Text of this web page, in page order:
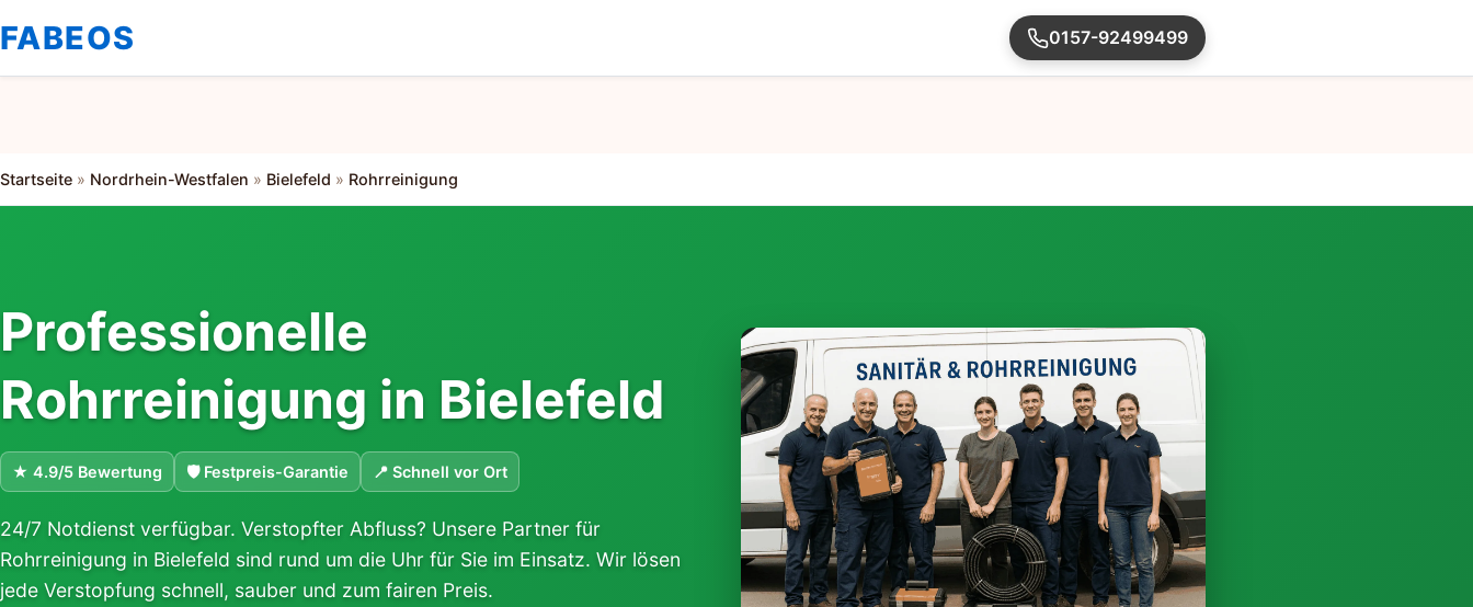
FABEOS 0157-92499499
Startseite » Nordrhein-Westfalen » Bielefeld » Rohrreinigung
Professionelle
Rohrreinigung in Bielefeld
★ 4.9/5 Bewertung 🛡 Festpreis-Garantie 📍 Schnell vor Ort
24/7 Notdienst verfügbar. Verstopfter Abfluss? Unsere Partner für
Rohrreinigung in Bielefeld sind rund um die Uhr für Sie im Einsatz. Wir lösen
jede Verstopfung schnell, sauber und zum fairen Preis.